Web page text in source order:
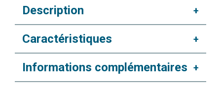
Description +
Caractéristiques +
Informations complémentaires +